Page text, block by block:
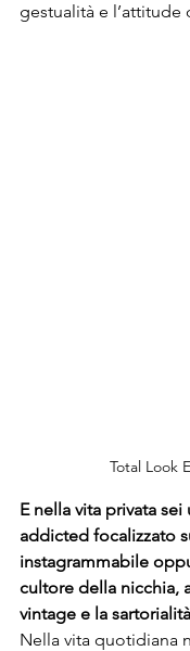
gestualità e
Total Look
E nella vita privata sei
addicted focalizzato
instagrammabile
cultore della nicchia,
vintage e la sartorialità
Nella vita quotidiana